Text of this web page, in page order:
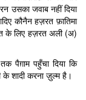
उसका जवाब नहीं दिया
कौनैन हज़रत फ़ातिमा
के लिए हज़रत अली (अ)
पैग़ाम पहुँचा दिया कि
शादी करना ज़ुल्म है।